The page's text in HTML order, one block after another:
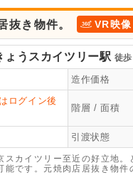
抜き物件。 VR映像
ょうスカイツリー駅 徒歩
造作価格
ログイン後
階層 / 面積
引渡状態
カイツリー至近の好立地。
です。元焼肉店居抜き物件